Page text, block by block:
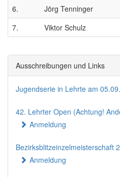
6.
Jörg Tenninger
7.
Viktor Schulz
Ausschreibungen und Links
Jugendserie in Lehrte am 05.09.
42. Lehrter Open (Achtung!
Anmeldung
Bezirksblitzeinzelmeisterschaft
Anmeldung